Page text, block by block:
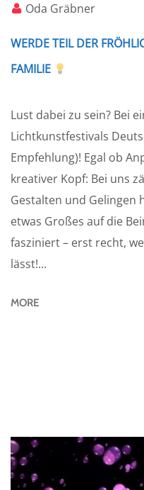
Oda Gräbner
WERDE TEIL DER
FAMILIE
Lust dabei zu sein? Bei
Lichtkunstfestivals
Empfehlung)! Egal ob
kreativer Kopf: Bei uns
Gestalten und Gelingen
etwas Großes auf die
fasziniert – erst recht,
lässt!...
MORE